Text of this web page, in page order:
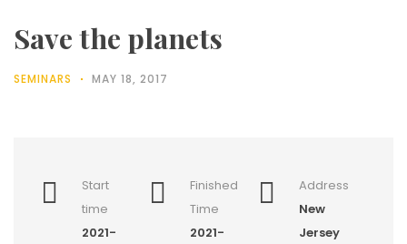
Save the planets
SEMINARS MAY 18, 2017
Start
time
2021-
Finished
Time
2021-
Address
New
Jersey